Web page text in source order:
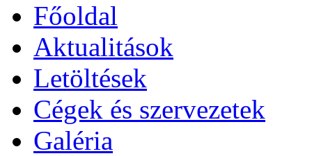
Főoldal
Aktualitások
Letöltések
Cégek és szervezetek
Galéria